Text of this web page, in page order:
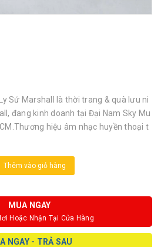
Sứ Marshall là thời trang & quà lưu ni
đang kinh doanh tại Đại Nam Sky Mu
hiệu âm nhạc huyền thoại t
Thêm vào giỏ hàng
MUA NGAY
Hoặc Nhận Tại Cửa Hàng
NGAY - TRẢ SAU